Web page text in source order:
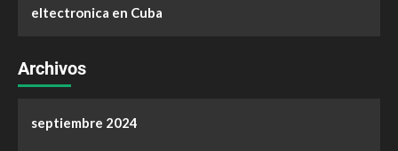
eltectronica en Cuba
Archivos
septiembre 2024